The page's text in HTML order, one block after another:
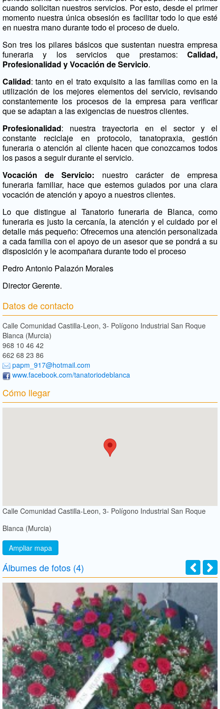
cuando solicitan nuestros servicios. Por esto, desde el primer
momento nuestra única obsesión es facilitar todo lo que esté
en nuestra mano durante todo el proceso de duelo.
Son tres los pilares básicos que sustentan nuestra empresa
funeraria y los servicios que prestamos: Calidad,
Profesionalidad y Vocación de Servicio.
Calidad: tanto en el trato exquisito a las familias como en la
utilización de los mejores elementos del servicio, revisando
constantemente los procesos de la empresa para verificar
que se adaptan a las exigencias de nuestros clientes.
Profesionalidad: nuestra trayectoria en el sector y el
constante reciclaje en protocolo, tanatopraxia, gestión
funeraria o atención al cliente hacen que conozcamos todos
los pasos a seguir durante el servicio.
Vocación
de Servicio: nuestro carácter de empresa
funeraria familiar, hace que estemos guiados por una clara
vocación de atención y apoyo a nuestros clientes.
Lo que distingue al Tanatorio funeraria de Blanca, como
funeraria es justo la cercanía, la atención y el cuidado por el
detalle más pequeño: Ofrecemos una atención personalizada
a cada familia con el apoyo de un asesor que se pondrá a su
disposición y le acompañara durante todo el proceso
Pedro Antonio Palazón Morales
Director Gerente.
Datos de contacto
Calle Comunidad Castilla-Leon, 3- Polígono Industrial San Roque
Blanca (Murcia)
968 10 46 42
662 68 23 86
papm_917@hotmail.com
www.facebook.com/tanatoriodeblanca
Cómo llegar
Calle Comunidad Castilla-Leon, 3- Polígono Industrial San Roque
Blanca (Murcia)
Ampliar mapa
Álbumes de fotos (4)